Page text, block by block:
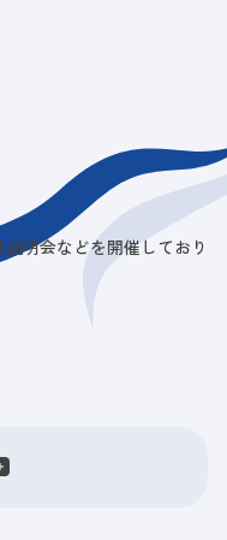
明会などを開催しており